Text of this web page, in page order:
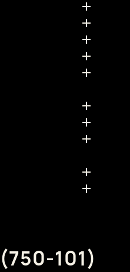










101)